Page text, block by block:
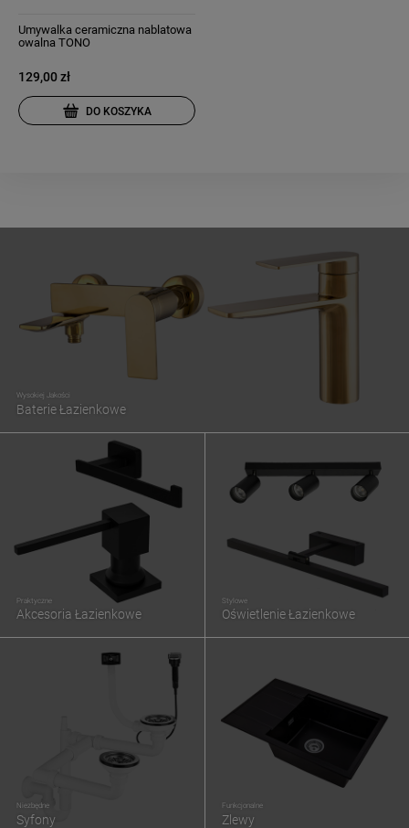
Umywalka ceramiczna nablatowa
owalna TONO
129,00 zł
DO KOSZYKA
Wysokiej Jakości
Baterie Łazienkowe
Praktyczne
Akcesoria Łazienkowe
Stylowe
Oświetlenie Łazienkowe
Niezbędne
Syfony
Funkcjonalne
Zlewy